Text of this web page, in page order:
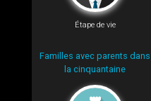
Étape de vie
Familles avec parents dans
la cinquantaine